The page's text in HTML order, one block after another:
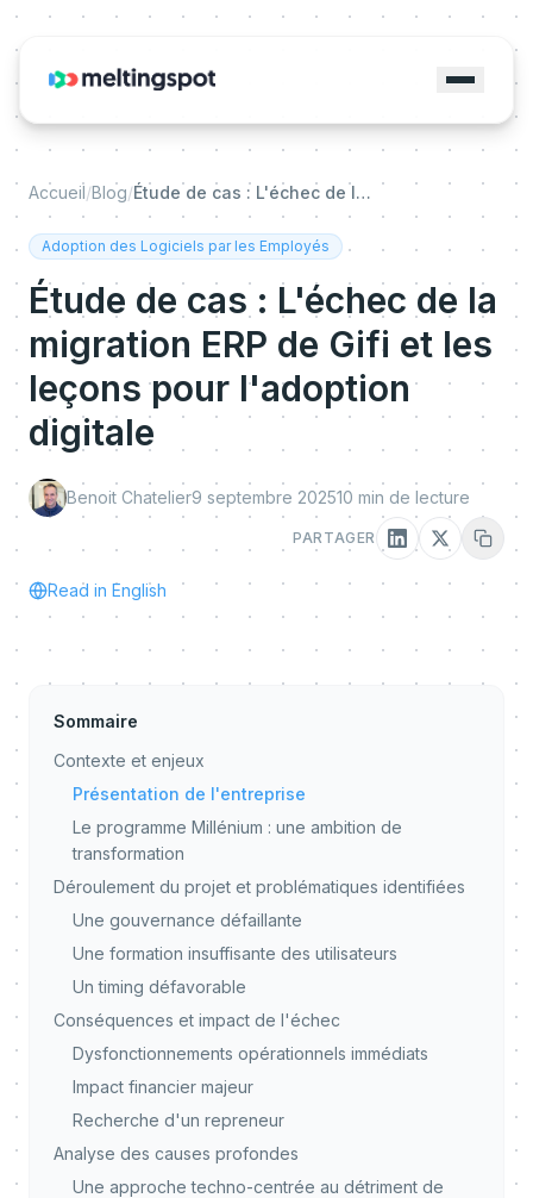
Accueil/Blog/ Étude de cas : L'échec de la migration ERP de Gifi et les leçons pour l'adoption digitale
Adoption des Logiciels par les Employés
Étude de cas : L'échec de la
migration ERP de Gifi et les
leçons pour l'adoption
digitale
Benoit Chatelier9 septembre 202510 min de lecture
PARTAGER
Read in English
Sommaire
Contexte et enjeux
Présentation de l'entreprise
Le programme Millénium : une ambition de
transformation
Déroulement du projet et problématiques identifiées
Une gouvernance défaillante
Une formation insuffisante des utilisateurs
Un timing défavorable
Conséquences et impact de l'échec
Dysfonctionnements opérationnels immédiats
Impact financier majeur
Recherche d'un repreneur
Analyse des causes profondes
Une approche techno-centrée au détriment de